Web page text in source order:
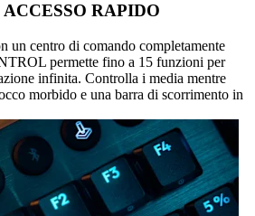
RAPIDO
un centro di comando completamente
permette fino a 15 funzioni per
infinita. Controlla i media mentre
morbido e una barra di scorrimento in